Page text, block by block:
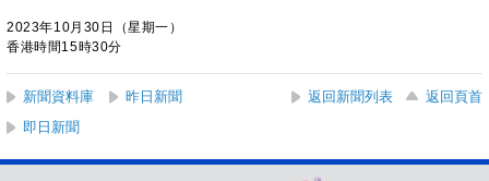
2023年10月30日（星期一）
香港時間15時30分
新聞資料庫 昨日新聞 返回新聞列表
返回頁首
即日新聞